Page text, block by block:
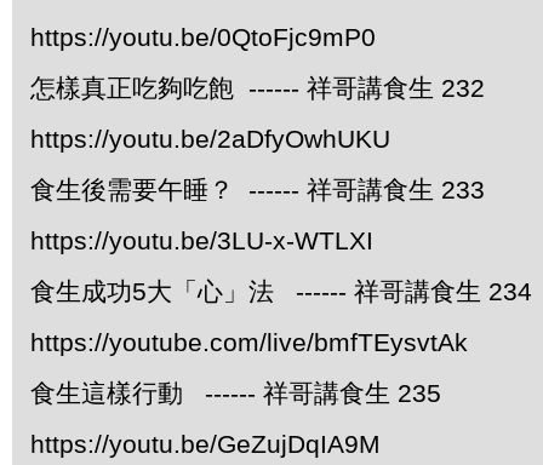
https://youtu.be/0QtoFjc9mP0
怎樣真正吃夠吃飽 ------ 祥哥講食生 232
https://youtu.be/2aDfyOwhUKU
食生後需要午睡？ ------ 祥哥講食生 233
https://youtu.be/3LU-x-WTLXI
食生成功5大「心」法 ------ 祥哥講食生 234
https://youtube.com/live/bmfTEysvtAk
食生這樣行動 ------ 祥哥講食生 235
https://youtu.be/GeZujDqIA9M